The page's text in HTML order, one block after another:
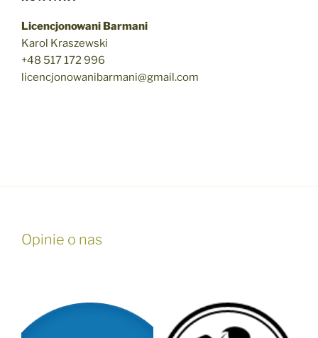
Licencjonowani Barmani
Karol Kraszewski
+48 517 172 996
licencjonowanibarmani@gmail.com
Opinie o nas